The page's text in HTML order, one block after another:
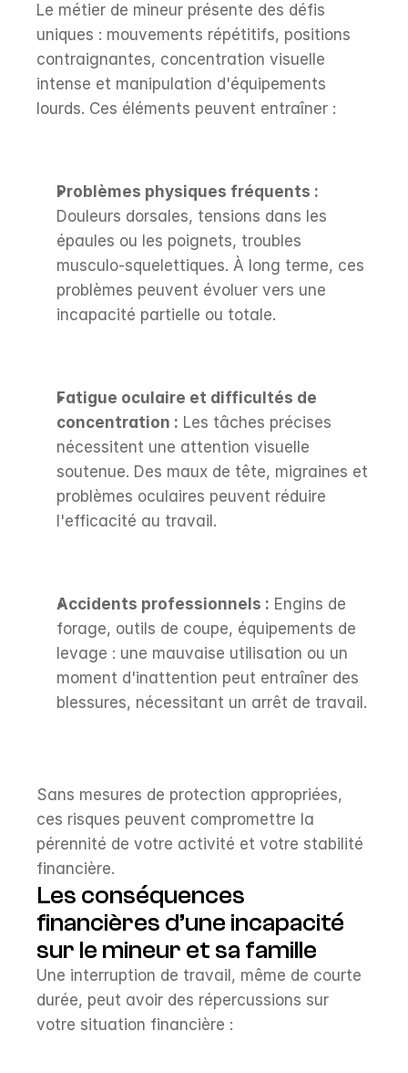
Le métier de mineur présente des défis
uniques : mouvements répétitifs, positions
contraignantes, concentration visuelle
intense et manipulation d'équipements
lourds. Ces éléments peuvent entraîner :
Problèmes physiques fréquents :
Douleurs dorsales, tensions dans les
épaules ou les poignets, troubles
musculo-squelettiques. À long terme, ces
problèmes peuvent évoluer vers une
incapacité partielle ou totale.
Fatigue oculaire et difficultés de
concentration : Les tâches précises
nécessitent une attention visuelle
soutenue. Des maux de tête, migraines et
problèmes oculaires peuvent réduire
l'efficacité au travail.
Accidents professionnels : Engins de
forage, outils de coupe, équipements de
levage : une mauvaise utilisation ou un
moment d'inattention peut entraîner des
blessures, nécessitant un arrêt de travail.
Sans mesures de protection appropriées,
ces risques peuvent compromettre la
pérennité de votre activité et votre stabilité
financière.
Les conséquences
financières d’une incapacité
sur le mineur et sa famille
Une interruption de travail, même de courte
durée, peut avoir des répercussions sur
votre situation financière :